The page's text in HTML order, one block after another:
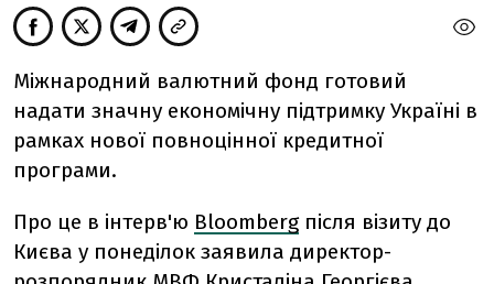
Міжнародний валютний фонд готовий
надати значну економічну підтримку Україні в
рамках нової повноцінної кредитної
програми.
Про це в інтерв'ю Bloombergпісля візиту до
Києва у понеділок заявила директор-